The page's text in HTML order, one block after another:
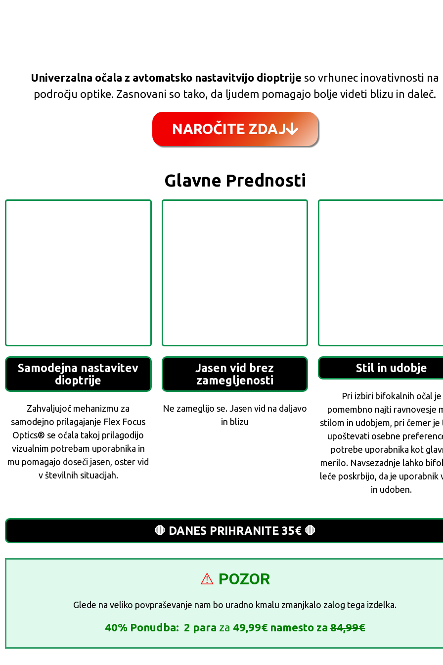
Univerzalna očala z avtomatsko nastavitvijo dioptrije so vrhunec inovativnosti na
področju optike. Zasnovani so tako, da ljudem pomagajo bolje videti blizu in daleč.
NAROČITE ZDAJ
Glavne Prednosti
Samodejna nastavitev
dioptrije
Zahvaljujoč mehanizmu za
samodejno prilagajanje Flex Focus
Optics® se očala takoj prilagodijo
vizualnim potrebam uporabnika in
mu pomagajo doseči jasen, oster vid
v številnih situacijah.
Jasen vid brez
zamegljenosti
Ne zameglijo se. Jasen vid na daljavo
in blizu
Stil in udobje
Pri izbiri bifokalnih očal je
pomembno najti ravnovesje
stilom in udobjem, pri čemer je
upoštevati osebne
potrebe uporabnika kot
merilo. Navsezadnje lahko
leče poskrbijo, da je uporabnik
in udoben.
🛑 DANES PRIHRANITE 35€ 🛑
⚠️ POZOR
Glede na veliko povpraševanje nam bo uradno kmalu zmanjkalo zalog tega izdelka.
40% Ponudba: 2 para za 49,99€ namesto za 84,99€